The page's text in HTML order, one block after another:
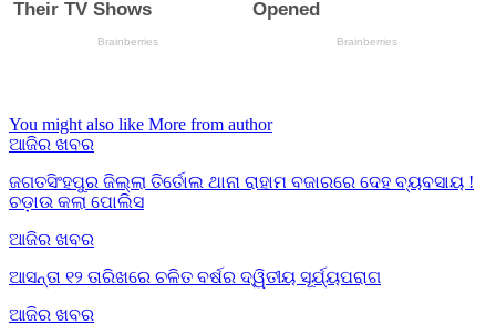
You might also like More from author
ଆଜିର ଖବର
ଜଗତସିଂହପୁର ଜିଲ୍ଲା ତିର୍ତୋଲ ଥାନା ରାହାମ ବଜାରରେ ଦେହ ବ୍ୟବସାୟ !
ଚଡ଼ାଉ କଲା ପୋଲିସ
ଆଜିର ଖବର
ଆସନ୍ତା ୧୨ ତାରିଖରେ ଚଳିତ ବର୍ଷର ଦ୍ୱିତୀୟ ସୂର୍ଯ୍ୟପରାଗ
ଆଜିର ଖବର